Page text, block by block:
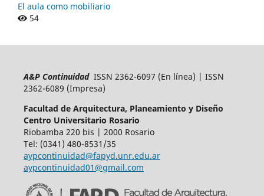
El aula como mobiliario
54
A&P ContinuidadISSN 2362-6097 (En línea) | ISSN
2362-6089 (Impresa)
Facultad de Arquitectura, Planeamiento y Diseño
Centro Universitario Rosario
Riobamba 220 bis | 2000 Rosario
Tel: (0341) 480-8531/35
aypcontinuidad@fapyd.unr.edu.ar
aypcontinuidad01@gmail.com